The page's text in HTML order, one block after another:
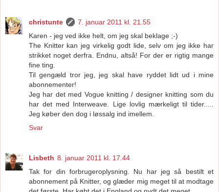
christunte
7. januar 2011 kl. 21.55
Karen - jeg ved ikke helt, om jeg skal beklage ;-)
The Knitter kan jeg virkelig godt lide, selv om jeg ikke har
strikket noget derfra. Endnu, altså! For der er rigtig mange
fine ting.
Til gengæld tror jeg, jeg skal have ryddet lidt ud i mine
abonnementer!
Jeg har det med Vogue knitting / designer knitting som du
har det med Interweave. Lige lovlig mærkeligt til tider.....
Jeg køber den dog i løssalg ind imellem.
Svar
Lisbeth 8. januar 2011 kl. 17.44
Tak for din forbrugeroplysning. Nu har jeg så bestilt et
abonnement på Knitter, og glæder mig meget til at modtage